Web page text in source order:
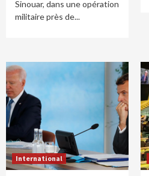
Sinouar, dans une opération
militaire près de...
International